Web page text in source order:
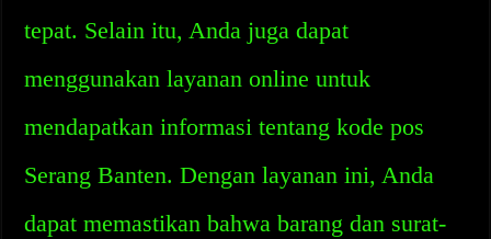
tepat. Selain itu, Anda juga dapat
menggunakan layanan online untuk
mendapatkan informasi tentang kode pos
Serang Banten. Dengan layanan ini, Anda
dapat memastikan bahwa barang dan surat-